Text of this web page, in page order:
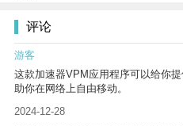
评论
游客
这款加速器VPM应用程序可以给你
助你在网络上自由移动。
2024-12-28